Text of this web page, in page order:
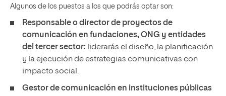
Algunos de los puestos a los que podrás optar son:
Responsable o director de proyectos de
comunicación en fundaciones, ONG y entidades
del tercer sector: liderarás el diseño, la planificación
y la ejecución de estrategias comunicativas con
impacto social.
Gestor de comunicación en instituciones públicas